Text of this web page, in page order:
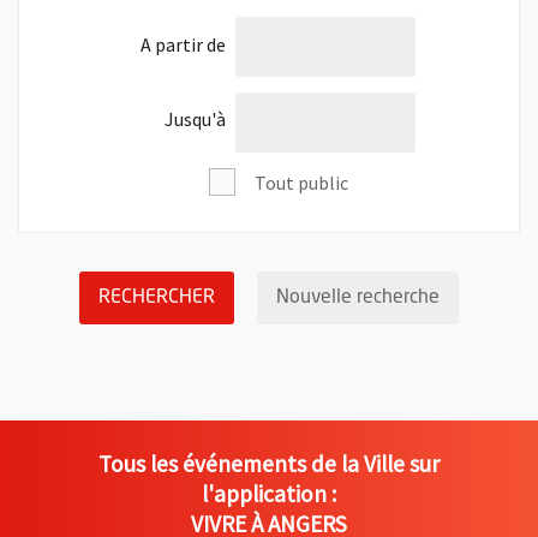
A partir del'âge de
Jusqu'àl'âge de
Tout public
RECHERCHER LANCER LA RECHERCHE DES
Nouvelle recherche
Tous les événements de la Ville sur
l'application :
VIVRE À ANGERS